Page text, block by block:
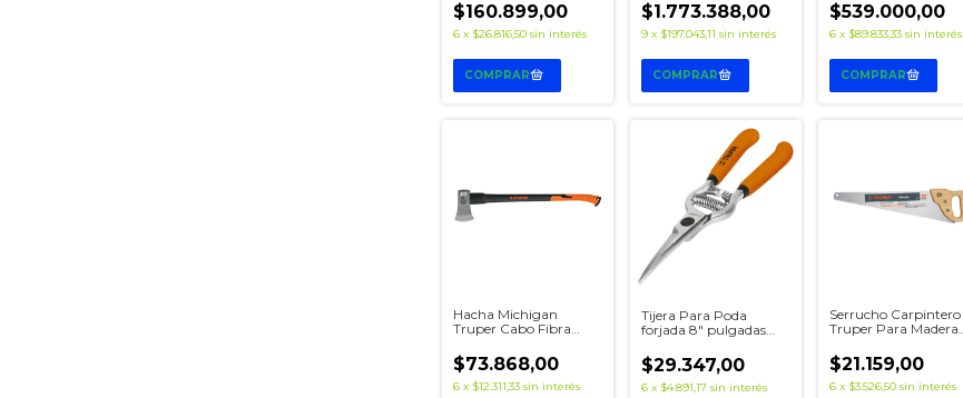
$160.899,00
6 x $26.816,50 sin interés
$1.773.388,00
9 x $197.043,11 sin interés
$539.000,00
6 x $89.833,33 sin interés
Hacha Michigan
Truper Cabo Fibra
$73.868,00
6 x $12.311,33 sin interés
Tijera Para Poda
forjada 8" pulgadas
$29.347,00
6 x $4.891,17 sin interés
Serrucho Carpintero
Truper Para Madera
$21.159,00
6 x $3.526,50 sin interés